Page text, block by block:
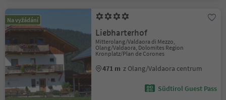
Na vyžádání
Liebharterhof
Mitterolang/Valdaora di Mezzo,
Olang/Valdaora, Dolomites Region
Kronplatz/Plan de Corones
471 m z Olang/Valdaora centrum
Südtirol Guest Pass